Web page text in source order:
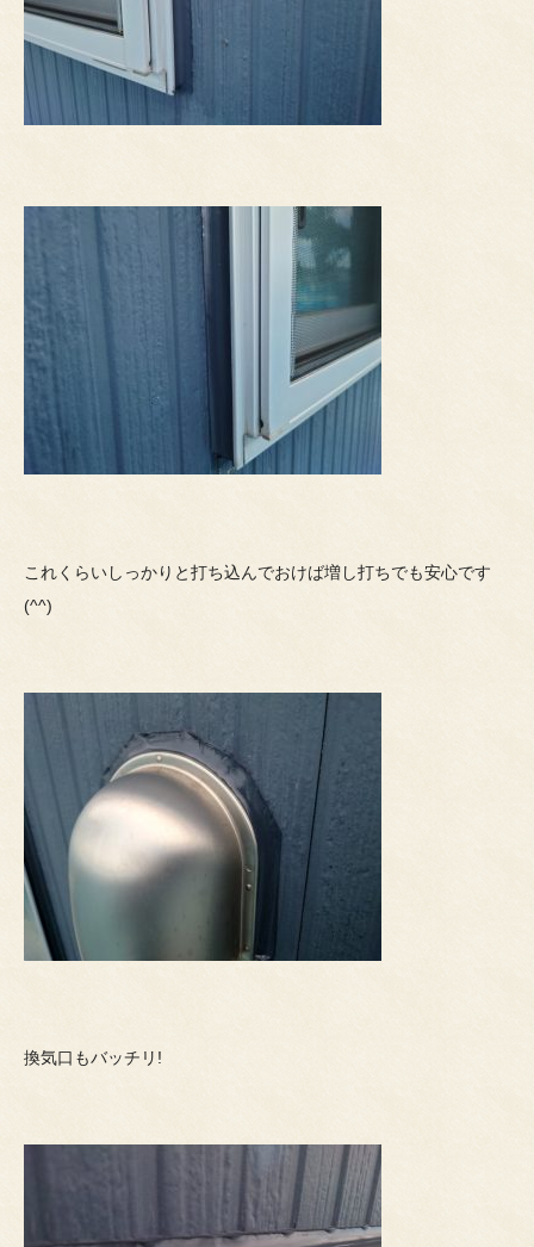
これくらいしっかりと打ち込んでおけば増し打ちでも安心です
(^^)
換気口もバッチリ!